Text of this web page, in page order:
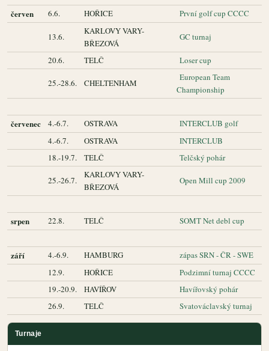
červen 6.6. HOŘICE První golf cup CCCC
13.6.
KARLOVY VARY-
BŘEZOVÁ
GC turnaj
20.6. TELČ Loser cup
25.-28.6. CHELTENHAM
European Team
Championship
červenec 4.-6.7. OSTRAVA
INTERCLUB golf
4.-6.7.
OSTRAVA
INTERCLUB
18.-19.7.
TELČ Telčský pohár
25.-26.7.
KARLOVY VARY-
BŘEZOVÁ
Open Mill cup 2009
srpen 22.8. TELČ SOMT Net debl cup
září 4.-6.9. HAMBURG
zápas SRN - ČR - SWE
12.9.
HOŘICE
Podzimní turnaj CCCC
19.-20.9.
HAVÍŘOV
Havířovský pohár
26.9.
TELČ Svatováclavský turnaj
Turnaje